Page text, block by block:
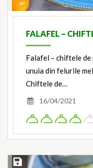
FALAFEL –
Falafel – chiftele
unuia din felurile
Chiftele de…
16/04/2021
Save Recipe